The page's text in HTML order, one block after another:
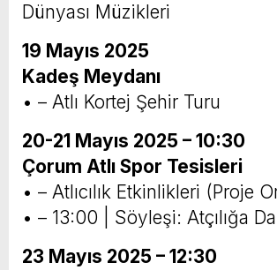
Dünyası Müzikleri
19 Mayıs 2025
Kadeş Meydanı
• – Atlı Kortej Şehir Turu
20-21 Mayıs 2025 – 10:30
Çorum Atlı Spor Tesisleri
• – Atlıcılık Etkinlikleri (Proje
• – 13:00 | Söyleşi: Atçılığa
23 Mayıs 2025 – 12:30